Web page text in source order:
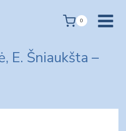
0
E. Šniaukšta –